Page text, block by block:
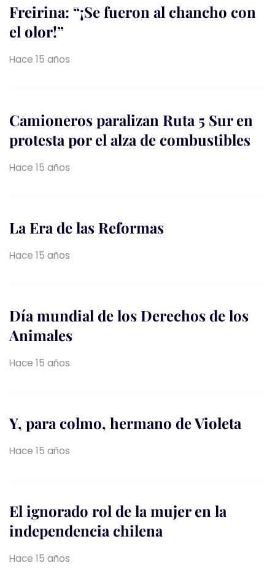
Freirina: “¡Se fueron al chancho con
el olor!”
Hace 15 años
Camioneros paralizan Ruta 5 Sur en
protesta por el alza de combustibles
Hace 15 años
La Era de las Reformas
Hace 15 años
Día mundial de los Derechos de los
Animales
Hace 15 años
Y, para colmo, hermano de Violeta
Hace 15 años
El ignorado rol de la mujer en la
independencia chilena
Hace 15 años